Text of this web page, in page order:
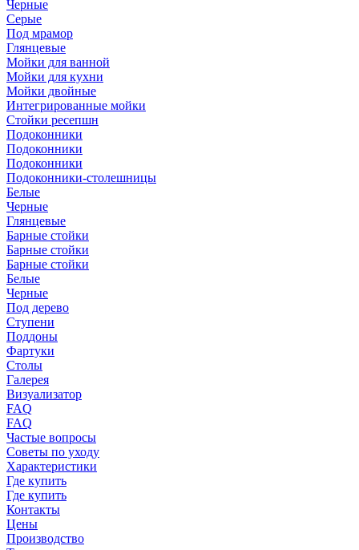
Черные
Серые
Под мрамор
Глянцевые
Мойки для ванной
Мойки для кухни
Мойки двойные
Интегрированные мойки
Стойки ресепшн
Подоконники
Подоконники
Подоконники
Подоконники-столешницы
Белые
Черные
Глянцевые
Барные стойки
Барные стойки
Барные стойки
Белые
Черные
Под дерево
Ступени
Поддоны
Фартуки
Столы
Галерея
Визуализатор
FAQ
FAQ
Частые вопросы
Советы по уходу
Характеристики
Где купить
Где купить
Контакты
Цены
Производство